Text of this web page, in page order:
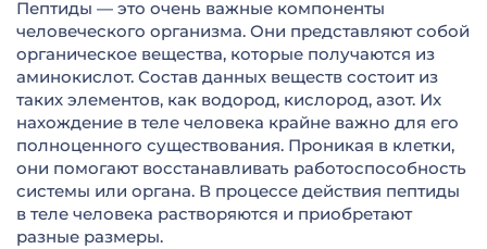
Пептиды — это очень важные компоненты
человеческого организма. Они представляют собой
органическое вещества, которые получаются из
аминокислот. Состав данных веществ состоит из
таких элементов, как водород, кислород, азот. Их
нахождение в теле человека крайне важно для его
полноценного существования. Проникая в клетки,
они помогают восстанавливать работоспособность
системы или органа. В процессе действия пептиды
в теле человека растворяются и приобретают
разные размеры.